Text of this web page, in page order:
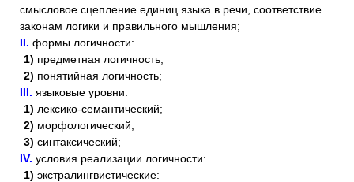
смысловое сцепление единиц языка в речи, соответствие
законам логики и правильного мышления;
II. формы логичности:
1) предметная логичность;
2) понятийная логичность;
III. языковые уровни:
1) лексико-семантический;
2) морфологический;
3) синтаксический;
IV. условия реализации логичности:
1) экстралингвистические: